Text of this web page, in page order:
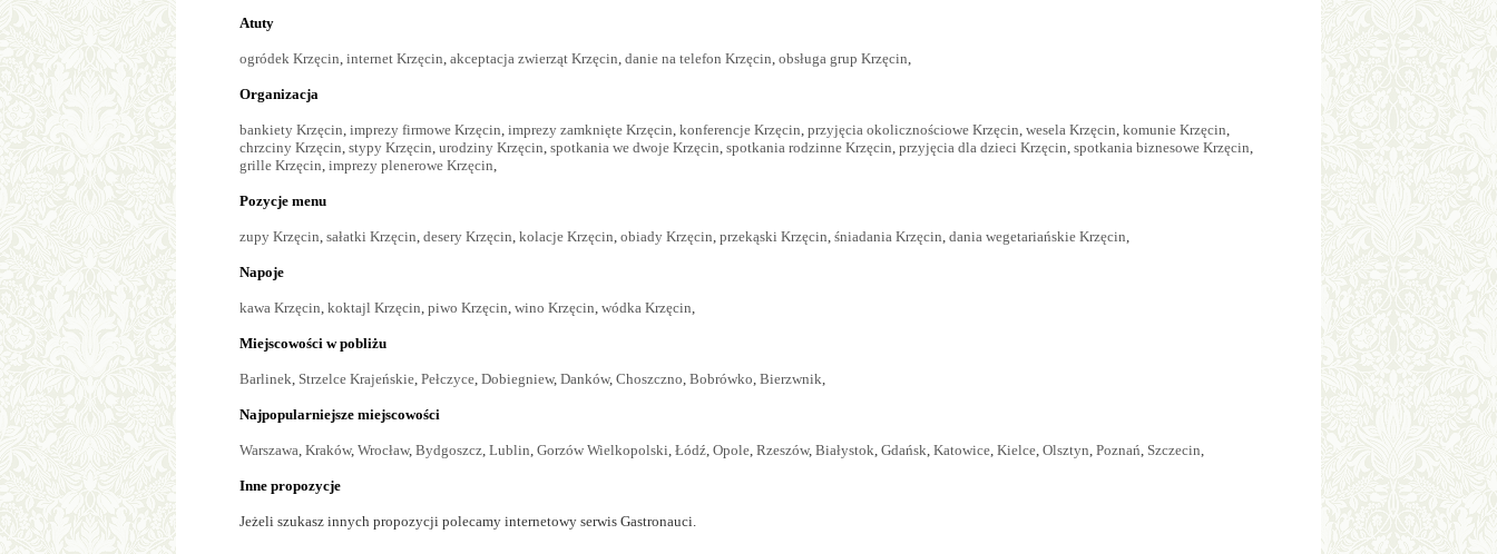
Atuty
ogródek Krzęcin, internet Krzęcin, akceptacja zwierząt Krzęcin, danie na telefon Krzęcin, obsługa grup Krzęcin,
Organizacja
bankiety Krzęcin, imprezy firmowe Krzęcin, imprezy zamknięte Krzęcin, konferencje Krzęcin, przyjęcia okolicznościowe Krzęcin, wesela Krzęcin, komunie Krzęcin,
chrzciny Krzęcin, stypy Krzęcin, urodziny Krzęcin, spotkania we dwoje Krzęcin, spotkania rodzinne Krzęcin, przyjęcia dla dzieci Krzęcin, spotkania biznesowe Krzęcin,
grille Krzęcin, imprezy plenerowe Krzęcin,
Pozycje menu
zupy Krzęcin, sałatki Krzęcin, desery Krzęcin, kolacje Krzęcin, obiady Krzęcin, przekąski Krzęcin, śniadania Krzęcin, dania wegetariańskie Krzęcin,
Napoje
kawa Krzęcin, koktajl Krzęcin, piwo Krzęcin, wino Krzęcin, wódka Krzęcin,
Miejscowości w pobliżu
Barlinek, Strzelce Krajeńskie, Pełczyce, Dobiegniew, Danków, Choszczno, Bobrówko, Bierzwnik,
Najpopularniejsze miejscowości
Warszawa, Kraków, Wrocław, Bydgoszcz, Lublin, Gorzów Wielkopolski, Łódź, Opole, Rzeszów, Białystok, Gdańsk, Katowice, Kielce, Olsztyn, Poznań, Szczecin,
Inne propozycje
Jeżeli szukasz innych propozycji polecamy internetowy serwis Gastronauci.